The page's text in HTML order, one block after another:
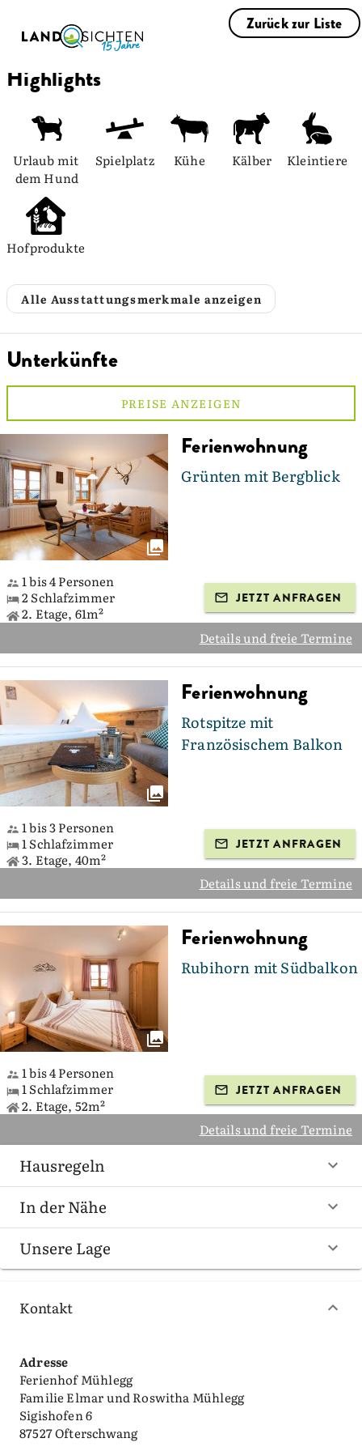
Zurück zur Liste
Highlights
Urlaub mit
dem Hund
Spielplatz Kühe Kälber Kleintiere
Hofprodukte
Alle Ausstattungsmerkmale anzeigen
Unterkünfte
PREISE ANZEIGEN
Ferienwohnung
Grünten mit Bergblick
1 bis 4 Personen
2 Schlafzimmer
2. Etage, 61m²
JETZT ANFRAGEN
Details und freie Termine
Ferienwohnung
Rotspitze mit
Französischem Balkon
1 bis 3 Personen
1 Schlafzimmer
3. Etage, 40m²
JETZT ANFRAGEN
Details und freie Termine
Ferienwohnung
Rubihorn mit Südbalkon
1 bis 4 Personen
1 Schlafzimmer
2. Etage, 52m²
JETZT ANFRAGEN
Details und freie Termine
Hausregeln
In der Nähe
Unsere Lage
Kontakt
Adresse
Ferienhof Mühlegg
Familie Elmar und Roswitha Mühlegg
Sigishofen 6
87527 Ofterschwang